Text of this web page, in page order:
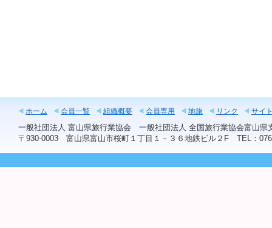
ホーム 会員一覧 組織概要 会員専用 地旅 リンク サイ
一般社団法人 富山県旅行業協会 一般社団法人 全国旅行業協会富山
〒930-0003 富山県富山市桜町１丁目１－３６地鉄ビル２F TEL：